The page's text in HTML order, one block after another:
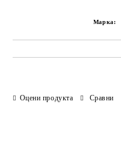
Марка:
Оцени продукта Сравни